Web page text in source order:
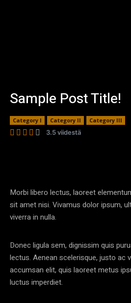
Sample Post Title!
Category I Category II Category III
3.5 viidestä
Morbi libero lectus, laoreet
sit amet nisi. Vivamus dolor ipsum,
viverra in nulla.
Donec ligula sem, dignissim quis
lectus. Aenean scelerisque, justo ac
accumsan elit, quis laoreet metus
luctus imperdiet.